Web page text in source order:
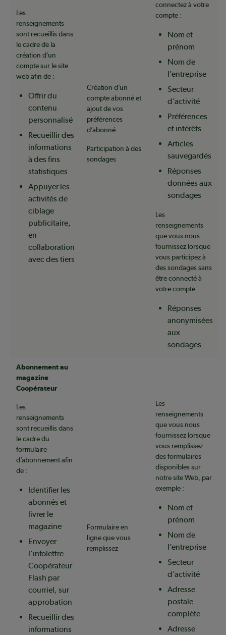
Les
renseignements
sont recueillis dans
le cadre de la
création d’un
compte sur le site
web afin de :
Offrir du
contenu
personnalisé
Recueillir des
informations
à des fins
statistiques
Appuyer les
activités de
ciblage
publicitaire,
en
collaboration
avec des tiers
Création d’un
compte abonné et
ajout de vos
préférences
d’abonné
Participation à des
sondages
connectez à votre
compte :
Nom et
prénom
Nom de
l’entreprise
Secteur
d’activité
Préférences
et intérêts
Articles
sauvegardés
Réponses
données aux
sondages
Les
renseignements
que vous nous
fournissez lorsque
vous participez à
des sondages sans
être connecté à
votre compte :
Réponses
anonymisées
aux
sondages
Abonnement au
magazine
Coopérateur
Les
renseignements
sont recueillis dans
le cadre du
formulaire
d’abonnement afin
de :
Identifier les
abonnés et
livrer le
magazine
Envoyer
l’infolettre
Coopérateur
Flash par
courriel, sur
approbation
Recueillir des
informations
Formulaire en
ligne que vous
remplissez
Les
renseignements
que vous nous
fournissez lorsque
vous remplissez
des formulaires
disponibles sur
notre site Web, par
exemple :
Nom et
prénom
Nom de
l’entreprise
Secteur
d’activité
Adresse
postale
complète
Adresse